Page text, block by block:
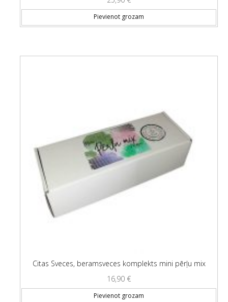
Pievienot grozam
Citas Sveces, beramsveces komplekts mini pērļu mix
16,90 €
Pievienot grozam